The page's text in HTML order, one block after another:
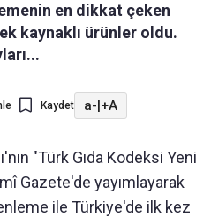
en dikkat çeken
kaynaklı ürünler oldu.
Kaydet a-|+A
"Türk Gıda Kodeksi Yeni
Gazete'de yayımlayarak
ile Türkiye'de ilk kez